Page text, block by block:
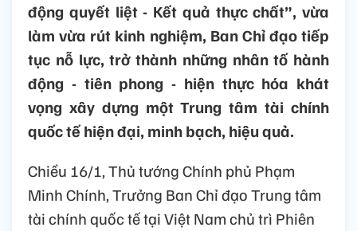
động quyết liệt - Kết quả thực chất”, vừa
làm vừa rút kinh nghiệm, Ban Chỉ đạo tiếp
tục nỗ lực, trở thành những nhân tố hành
động - tiên phong - hiện thực hóa khát
vọng xây dựng một Trung tâm tài chính
quốc tế hiện đại, minh bạch, hiệu quả.
Chiều 16/1, Thủ tướng Chính phủ Phạm
Minh Chính, Trưởng Ban Chỉ đạo Trung tâm
tài chính quốc tế tại Việt Nam chủ trì Phiên